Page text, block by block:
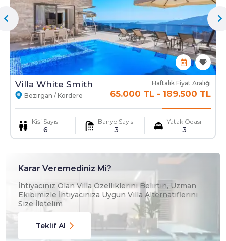
Ekstra Yatak Ekstra Temizlik
Mama Sandalyesi Ulaşım Hizmeti
Villa White Smith
Bezirgan / Kördere
Haftalık Fiyat Aralığı
65.000 TL - 189.500 TL
Kişi Sayısı
6
Banyo Sayısı
3
Yatak Odası
3
Karar Veremediniz Mi?
İhtiyacınız Olan Villa Özelliklerini Belirtin, Uzman
Ekibimizle İhtiyacınıza Uygun Villa Alternatiflerini
Size İletelim
Teklif Al